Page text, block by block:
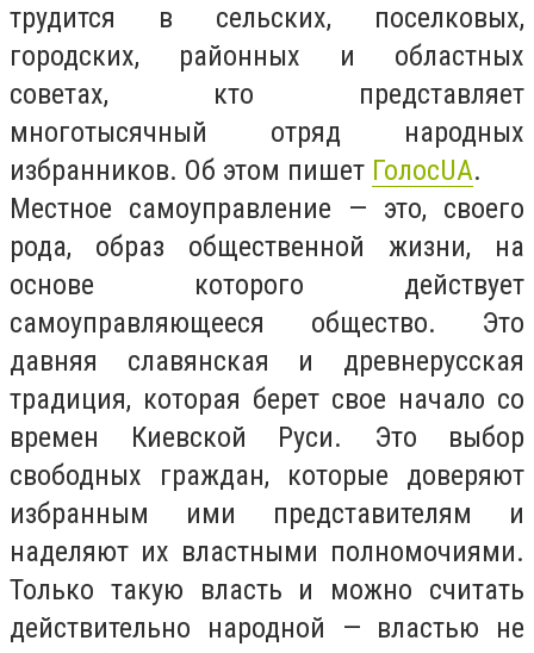
трудится в сельских, поселковых,
городских, районных и областных
советах, кто представляет
многотысячный отряд народных
избранников. Об этом пишет ГолосUA.
Местное самоуправление — это, своего
рода, образ общественной жизни, на
основе которого действует
самоуправляющееся общество. Это
давняя славянская и древнерусская
традиция, которая берет свое начало со
времен Киевской Руси. Это выбор
свободных граждан, которые доверяют
избранным ими представителям и
наделяют их властными полномочиями.
Только такую власть и можно считать
действительно народной — властью не